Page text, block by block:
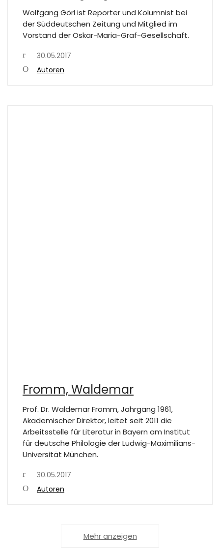
Wolfgang Görl ist Reporter und Kolumnist bei
der Süddeutschen Zeitung und Mitglied im
Vorstand der Oskar-Maria-Graf-Gesellschaft.
30.05.2017
Autoren
Fromm, Waldemar
Prof. Dr. Waldemar Fromm, Jahrgang 1961,
Akademischer Direktor, leitet seit 2011 die
Arbeitsstelle für Literatur in Bayern am Institut
für deutsche Philologie der Ludwig-Maximilians-
Universität München.
30.05.2017
Autoren
Mehr anzeigen